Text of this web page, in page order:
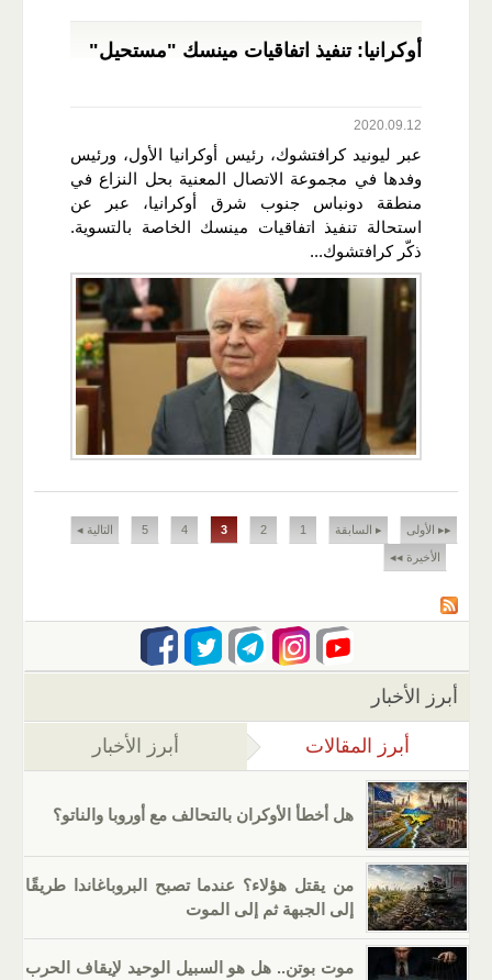
أوكرانيا: تنفيذ اتفاقيات مينسك "مستحيل"
2020.09.12
عبر ليونيد كرافتشوك، رئيس أوكرانيا الأول، ورئيس
وفدها في مجموعة الاتصال المعنية بحل النزاع في
منطقة دونباس جنوب شرق أوكرانيا، عبر عن
استحالة تنفيذ اتفاقيات مينسك الخاصة بالتسوية.
ذكّر كرافتشوك...
الصفحات
▸▸ الأولى ▸ السابقة 1
2
3
4
5 التالية ◂
الأخيرة ◂◂
أبرز الأخبار
أبرز المقالات (علامة التبويب النشطة)
أبرز الأخبار
هل أخطأ الأوكران بالتحالف مع أوروبا والناتو؟
من يقتل هؤلاء؟ عندما تصبح البروباغاندا طريقًا
إلى الجبهة ثم إلى الموت
موت بوتن.. هل هو السبيل الوحيد لإيقاف الحرب